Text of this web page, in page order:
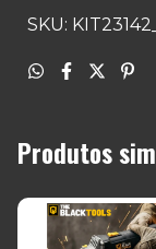
SKU:
Produtos